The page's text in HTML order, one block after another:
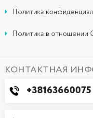
Политика
Политика в отношении
КОНТАКТНАЯ
+38163660075